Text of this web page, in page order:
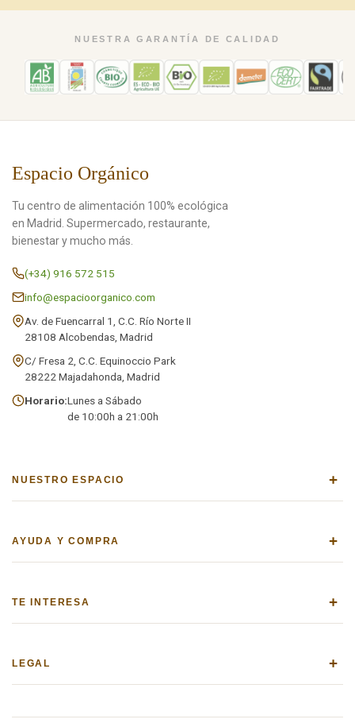
NUESTRA GARANTÍA DE CALIDAD
Espacio Orgánico
Tu centro de alimentación 100% ecológica
en Madrid. Supermercado, restaurante,
bienestar y mucho más.
(+34) 916 572 515
info@espacioorganico.com
Av. de Fuencarral 1, C.C. Río Norte II
28108 Alcobendas, Madrid
C/ Fresa 2, C.C. Equinoccio Park
28222 Majadahonda, Madrid
Horario:Lunes a Sábado
de 10:00h a 21:00h
NUESTRO ESPACIO +
AYUDA Y COMPRA +
TE INTERESA +
LEGAL +